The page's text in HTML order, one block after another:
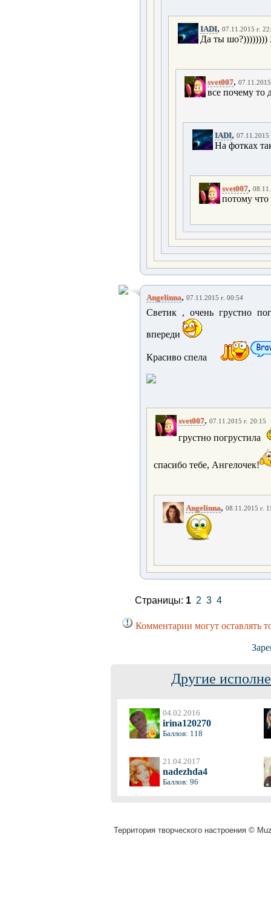
IADI, 07.11.2015 г.
Да ты шо?))))))))
svet007,
все почему то
IADI, 07.11.2015
На фотках
svet007,
потому что
Angelinna, 07.11.2015 г. 00:54
Светик , очень грустно
впереди
Красиво спела
svet007, 07.11.2015 г. 20:15
грустно погрустила
спасибо тебе, Ангелочек!
Angelinna, 08.11.2015 г.
Страницы: 1 2 3 4
Комментарии могут оставлять
Другие
04.02.2016
irina120270
Баллов: 118
21.04.2017
nadezhda4
Баллов: 96
Территория творческого настроения ©